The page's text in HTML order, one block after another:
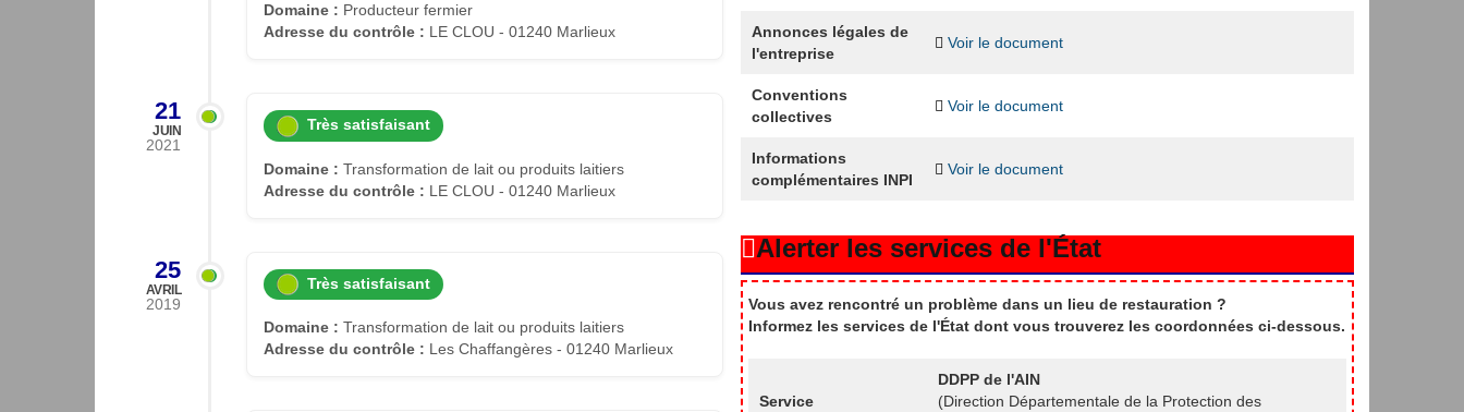
Domaine : Producteur fermier
Adresse du contrôle : LE CLOU - 01240 Marlieux
21
JUIN
2021
Très satisfaisant
Domaine : Transformation de lait ou produits laitiers
Adresse du contrôle : LE CLOU - 01240 Marlieux
25
AVRIL
2019
Très satisfaisant
Domaine : Transformation de lait ou produits laitiers
Adresse du contrôle : Les Chaffangères - 01240 Marlieux
Annonces légales de
l'entreprise
Voir le document
Conventions
collectives
Voir le document
Informations
complémentaires INPI
Voir le document
Alerter les services de l'État
Vous avez rencontré un problème dans un lieu de restauration ?
Informez les services de l'État dont vous trouverez les coordonnées ci-dessous.
Service
DDPP de l'AIN
(Direction Départementale de la Protection des